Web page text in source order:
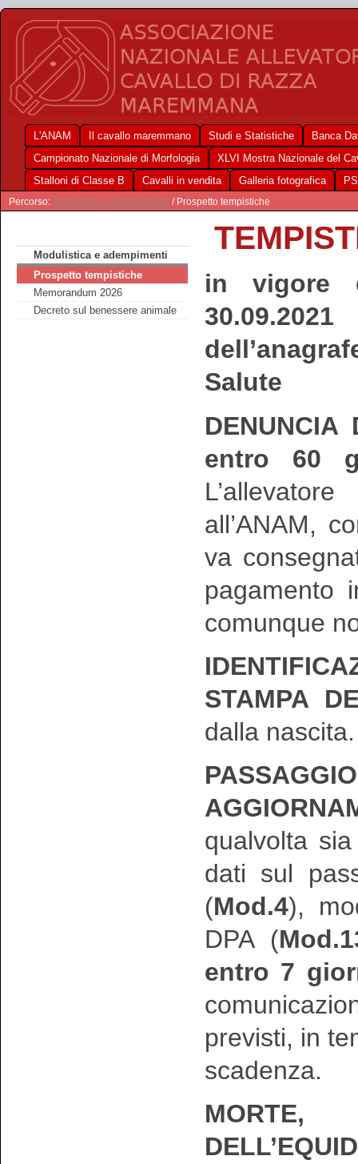
L'ANAM Il cavallo maremmano Studi e Statistiche
Banca
Campionato Nazionale di Morfologia
XLVI Mostra Nazionale del
Stalloni di Classe B
Cavalli in vendita Galleria fotografica
Percorso: Modulistica e adempimenti / Prospetto tempistiche
Modulistica e adempimenti
Prospetto tempistiche
Memorandum 2026
Decreto sul benessere animale
in vigore
Salute
DENUNCIA
entro 60
all’ANAM,
va
pagamento
comunque
STAMPA
dalla nascita.
qualvolta
dati sul
(Mod.4),
DPA (
entro 7
previsti, in
scadenza.
MORTE,